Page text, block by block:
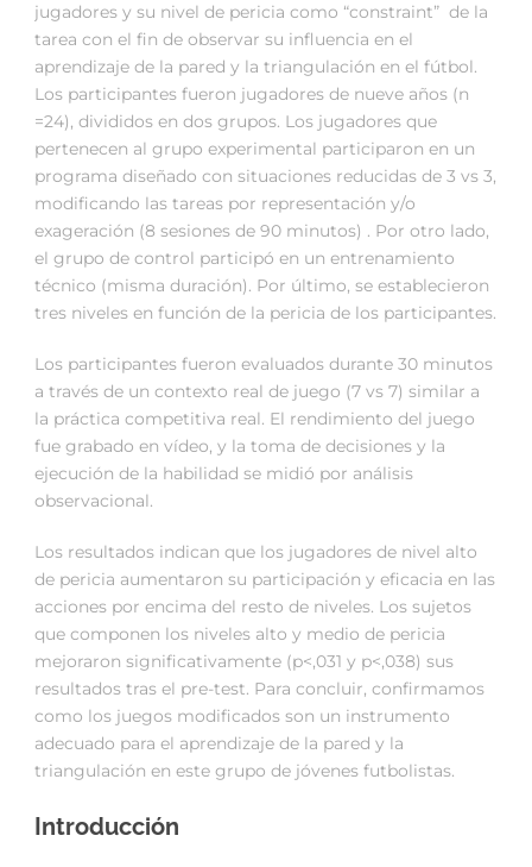
jugadores y su nivel de pericia como “constraint” de la
tarea con el fin de observar su influencia en el
aprendizaje de la pared y la triangulación en el fútbol.
Los participantes fueron jugadores de nueve años (n
=24), divididos en dos grupos. Los jugadores que
pertenecen al grupo experimental participaron en un
programa diseñado con situaciones reducidas de 3 vs 3,
modificando las tareas por representación y/o
exageración (8 sesiones de 90 minutos) . Por otro lado,
el grupo de control participó en un entrenamiento
técnico (misma duración). Por último, se establecieron
tres niveles en función de la pericia de los participantes.
Los participantes fueron evaluados durante 30 minutos
a través de un contexto real de juego (7 vs 7) similar a
la práctica competitiva real. El rendimiento del juego
fue grabado en vídeo, y la toma de decisiones y la
ejecución de la habilidad se midió por análisis
observacional.
Los resultados indican que los jugadores de nivel alto
de pericia aumentaron su participación y eficacia en las
acciones por encima del resto de niveles. Los sujetos
que componen los niveles alto y medio de pericia
mejoraron significativamente (p<,031 y p<,038) sus
resultados tras el pre-test. Para concluir, confirmamos
como los juegos modificados son un instrumento
adecuado para el aprendizaje de la pared y la
triangulación en este grupo de jóvenes futbolistas.
Introducción